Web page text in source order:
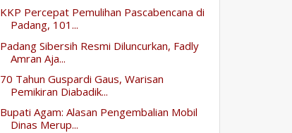
KKP Percepat Pemulihan Pascabencana di
Padang, 101...
Padang Sibersih Resmi Diluncurkan, Fadly
Amran Aja...
70 Tahun Guspardi Gaus, Warisan
Pemikiran Diabadik...
Bupati Agam: Alasan Pengembalian Mobil
Dinas Merup...